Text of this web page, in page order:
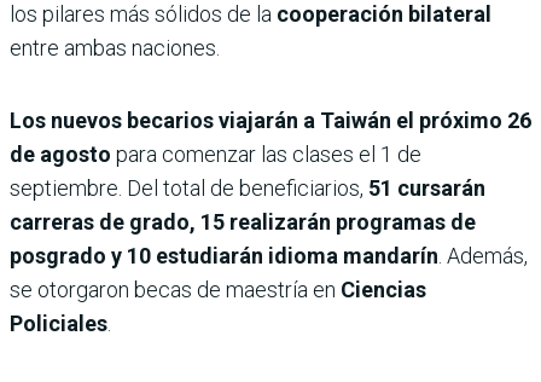
los pilares más sólidos de la cooperación bilateral
entre ambas naciones.
Los nuevos becarios viajarán a Taiwán el próximo 26
de agosto para comenzar las clases el 1 de
septiembre. Del total de beneficiarios, 51 cursarán
carreras de grado, 15 realizarán programas de
posgrado y 10 estudiarán idioma mandarín. Además,
se otorgaron becas de maestría en Ciencias
Policiales.